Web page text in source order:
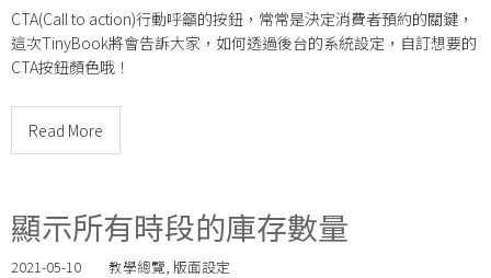
CTA(Call to action)行動呼籲的按鈕，常常是決定消費者預約的關鍵，
這次TinyBook將會告訴大家，如何透過後台的系統設定，自訂想要的
CTA按鈕顏色哦！
Read More
顯示所有時段的庫存數量
2021-05-10 教學總覽, 版面設定